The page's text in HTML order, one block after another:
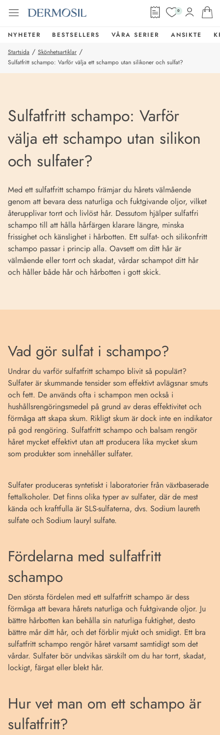
0
NYHETER BESTSELLERS VÅRA SERIER ANSIKTE
Startsida / Skönhetsartiklar /
Sulfatfritt schampo: Varför välja ett schampo utan silikoner och sulfat?
Sulfatfritt schampo: Varför
välja ett schampo utan silikon
och sulfater?
Med ett sulfatfritt schampo främjar du hårets välmående
genom att bevara dess naturliga och fuktgivande oljor, vilket
återupplivar torrt och livlöst hår. Dessutom hjälper sulfatfri
schampo till att hålla hårfärgen klarare längre, minska
frissighet och känslighet i hårbotten. Ett sulfat- och silikonfritt
schampo passar i princip alla. Oavsett om ditt hår är
välmående eller torrt och skadat, vårdar schampot ditt hår
och håller både hår och hårbotten i gott skick.
Vad gör sulfat i schampo?
Undrar du varför sulfatfritt schampo blivit så populärt?
Sulfater är skummande tensider som effektivt avlägsnar smuts
och fett. De används ofta i schampon men också i
hushållsrengöringsmedel på grund av deras effektivitet och
förmåga att skapa skum. Rikligt skum är dock inte en indikator
på god rengöring. Sulfatfritt schampo och balsam rengör
håret mycket effektivt utan att producera lika mycket skum
som produkter som innehåller sulfater.
Sulfater produceras syntetiskt i laboratorier från växtbaserade
fettalkoholer. Det finns olika typer av sulfater, där de mest
kända och kraftfulla är SLS-sulfaterna, dvs. Sodium laureth
sulfate och Sodium lauryl sulfate.
Fördelarna med sulfatfritt
schampo
Den största fördelen med ett sulfatfritt schampo är dess
förmåga att bevara hårets naturliga och fuktgivande oljor. Ju
bättre hårbotten kan behålla sin naturliga fuktighet, desto
bättre mår ditt hår, och det förblir mjukt och smidigt. Ett bra
sulfatfritt schampo rengör håret varsamt samtidigt som det
vårdar. Sulfater bör undvikas särskilt om du har torrt, skadat,
lockigt, färgat eller blekt hår.
Hur vet man om ett schampo är
sulfatfritt?